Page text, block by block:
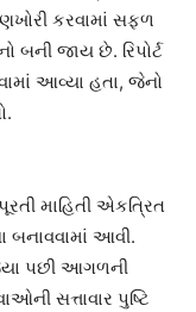
કરવામાં સફળ
બની જાય છે. રિપોર્ટ
આવ્યા હતા, જેનો
માહિતી એકત્રિત
બનાવવામાં આવી.
પછી આગળની
સત્તાવાર પુષ્ટિ